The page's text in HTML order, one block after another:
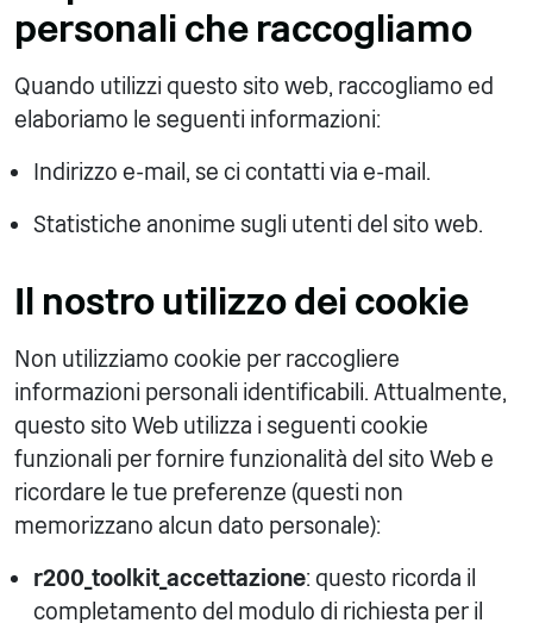
personali che raccogliamo
Quando utilizzi questo sito web, raccogliamo ed
elaboriamo le seguenti informazioni:
Indirizzo e-mail, se ci contatti via e-mail.
Statistiche anonime sugli utenti del sito web.
Il nostro utilizzo dei cookie
Non utilizziamo cookie per raccogliere
informazioni personali identificabili. Attualmente,
questo sito Web utilizza i seguenti cookie
funzionali per fornire funzionalità del sito Web e
ricordare le tue preferenze (questi non
memorizzano alcun dato personale):
r200_toolkit_accettazione: questo ricorda il
completamento del modulo di richiesta per il